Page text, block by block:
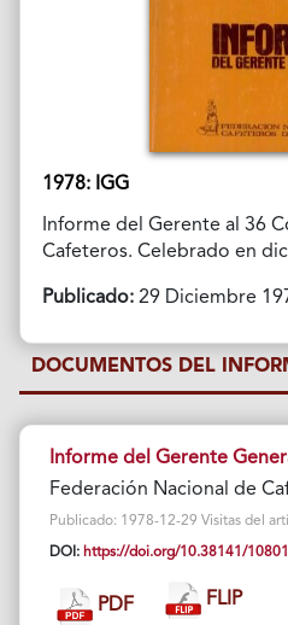
1978: IGG
Informe del Gerente al 36
Cafeteros. Celebrado en
Publicado:29 Diciembre
DOCUMENTOS DEL
Informe del Gerente
Federación Nacional de
Publicado: 1978-12-29 Visitas del
DOI: https://doi.org/10.38141/
PDF FLIP